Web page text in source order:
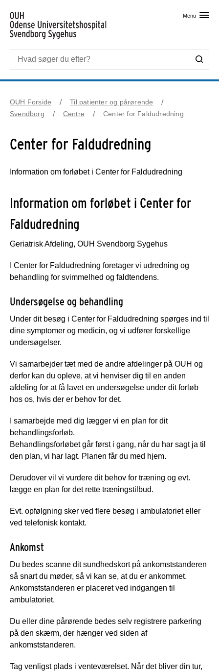
Menu
OUH Forside
Til patienter og pårørende
Svendborg
Centre Center for Faldudredning
Center for Faldudredning
Information om forløbet i Center for Faldudredning
Information om forløbet i Center for
Faldudredning
Geriatrisk Afdeling, OUH Svendborg Sygehus
I Center for Faldudredning foretager vi udredning og
behandling for svimmelhed og faldtendens.
Undersøgelse og behandling
Under dit besøg i Center for Faldudredning spørges ind til
dine symptomer og medicin, og vi udfører forskellige
undersøgelser.
Vi samarbejder tæt med de andre afdelinger på OUH og
derfor kan du opleve, at vi henviser dig til en anden
afdeling for at få lavet en undersøgelse under dit forløb
hos os, hvis der er behov for det.
I samarbejde med dig lægger vi en plan for dit
behandlingsforløb.
Behandlingsforløbet går først i gang, når du har sagt ja til
den plan, vi har lagt. Planen får du med hjem.
Derudover vil vi vurdere dit behov for træning og evt.
lægge en plan for det rette træningstilbud.
Evt. opfølgning sker ved flere besøg i ambulatoriet eller
ved telefonisk kontakt.
Ankomst
Du bedes scanne dit sundhedskort på ankomststanderen
så snart du møder, så vi kan se, at du er ankommet.
Ankomststanderen er placeret ved indgangen til
ambulatoriet.
Du eller dine pårørende bedes selv registrere parkering
på den skærm, der hænger ved siden af
ankomststanderen.
Tag venligst plads i venteværelset. Når det bliver din tur,